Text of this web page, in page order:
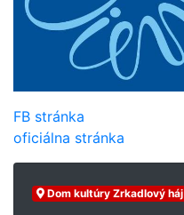
FB stránka
oficiálna stránka
Dom kultúry Zrkadlový háj